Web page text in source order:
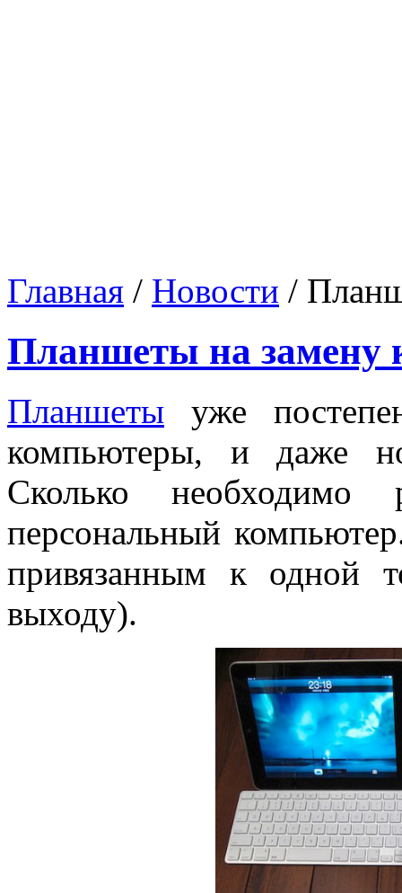
Главная / Новости /
Планшеты на замену
Планшеты уже
компьютеры, и даже
Сколько
персональный
привязанным к одной
выходу).